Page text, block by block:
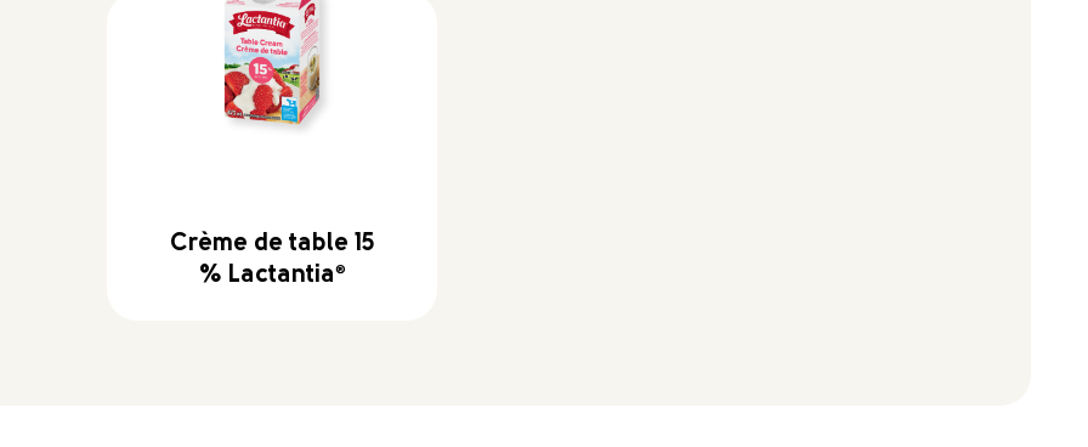
Crème de table 15
% Lactantia®